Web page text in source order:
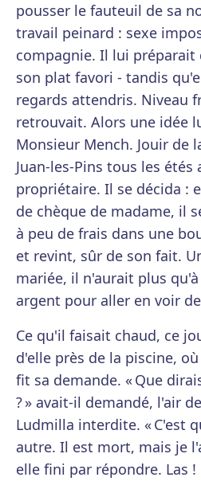
pousser le fauteuil de sa
travail peinard : sexe
compagnie. Il lui préparait
son plat favori - tandis
regards attendris. Niveau
retrouvait. Alors une idée
Monsieur Mench. Jouir de
Juan-les-Pins tous les étés
propriétaire. Il se décida :
de chèque de madame, il
à peu de frais dans une
et revint, sûr de son fait.
mariée, il n'aurait plus
argent pour aller en voir
Ce qu'il faisait chaud, ce
d'elle près de la piscine,
fit sa demande. « Que
? » avait-il demandé, l'air
Ludmilla interdite. « C'est
autre. Il est mort, mais je
elle fini par répondre. Las !